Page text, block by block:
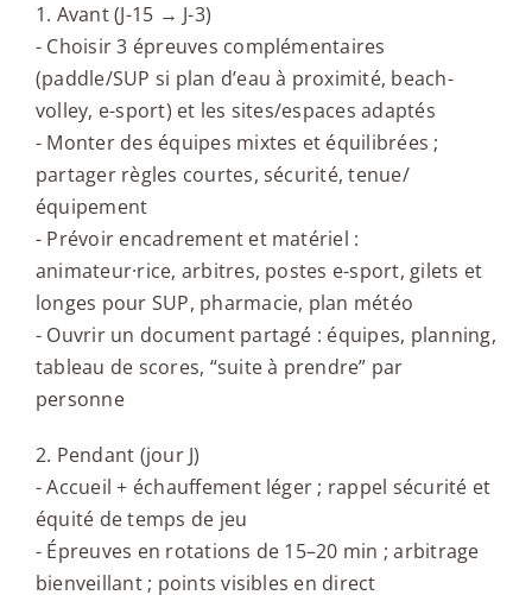
1. Avant (J-15 → J-3)
- Choisir 3 épreuves complémentaires
(paddle/SUP si plan d’eau à proximité, beach-
volley, e-sport) et les sites/espaces adaptés
- Monter des équipes mixtes et équilibrées ;
partager règles courtes, sécurité, tenue/
équipement
- Prévoir encadrement et matériel :
animateur·rice, arbitres, postes e-sport, gilets et
longes pour SUP, pharmacie, plan météo
- Ouvrir un document partagé : équipes, planning,
tableau de scores, “suite à prendre” par
personne
2. Pendant (jour J)
- Accueil + échauffement léger ; rappel sécurité et
équité de temps de jeu
- Épreuves en rotations de 15–20 min ; arbitrage
bienveillant ; points visibles en direct